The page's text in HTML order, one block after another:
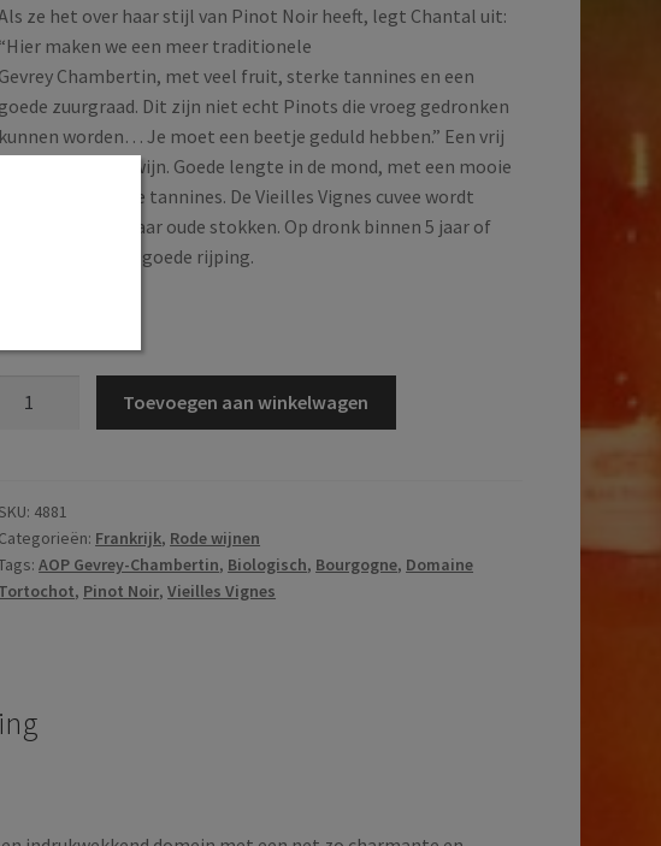
ze het over haar stijl van Pinot Noir heeft, legt Chantal uit:
“Hier maken we een meer traditionele
Gevrey Chambertin, met veel fruit, sterke tannines en een
goede zuurgraad. Dit zijn niet echt Pinots die vroeg gedronken
kunnen worden… Je moet een beetje geduld hebben.” Een vrij
stevige, fruitige wijn. Goede lengte in de mond, met een mooie
volheid en stevige tannines. De Vieilles Vignes cuvee wordt
gemaakt van 60 jaar oude stokken. Op dronk binnen 5 jaar of
meer in jaren van goede rijping.
Vieilles
Vignes
|
Toevoegen aan winkelwagen
4881
Categorieën: Frankrijk, Rode wijnen
AOP Gevrey-Chambertin, Biologisch, Bourgogne, Domaine
Tortochot, Pinot Noir,Vieilles Vignes